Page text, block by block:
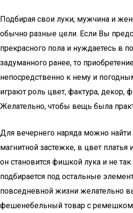
Подбирая свои луки, мужчина и
обычно разные цели. Если Вы
прекрасного пола и нуждаетесь в
задуманного ранее, то
непосредственно к нему и
играют роль цвет, фактура, декор,
Желательно, чтобы вещь была
Для вечернего наряда можно найти
магнитной застежке, в цвет платья
он становится фишкой лука и не
подбирается под остальные
повседневной жизни желательно
фешенебельный товар с